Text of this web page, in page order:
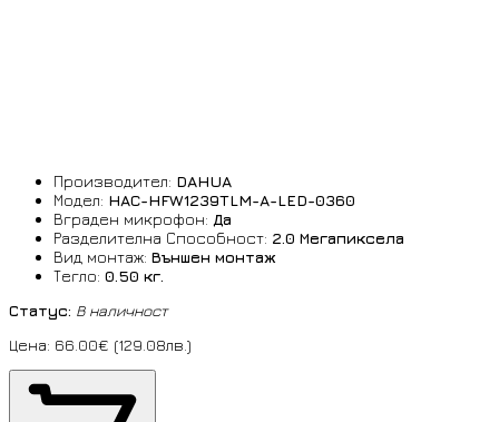
Производител: DAHUA
Модел: HAC-HFW1239TLM-A-LED-0360
Вграден микрофон: Да
Разделителна Способност: 2.0 Мегапиксела
Вид монтаж: Външен монтаж
Тегло: 0.50 кг.
Статус: В наличност
Цена: 66.00€ (129.08лв.)